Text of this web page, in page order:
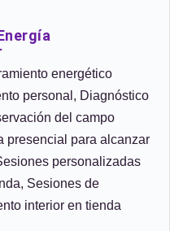
energético
personal, Diagnóstico
del campo
presencial para alcanzar
personalizadas
Sesiones de
interior en tienda